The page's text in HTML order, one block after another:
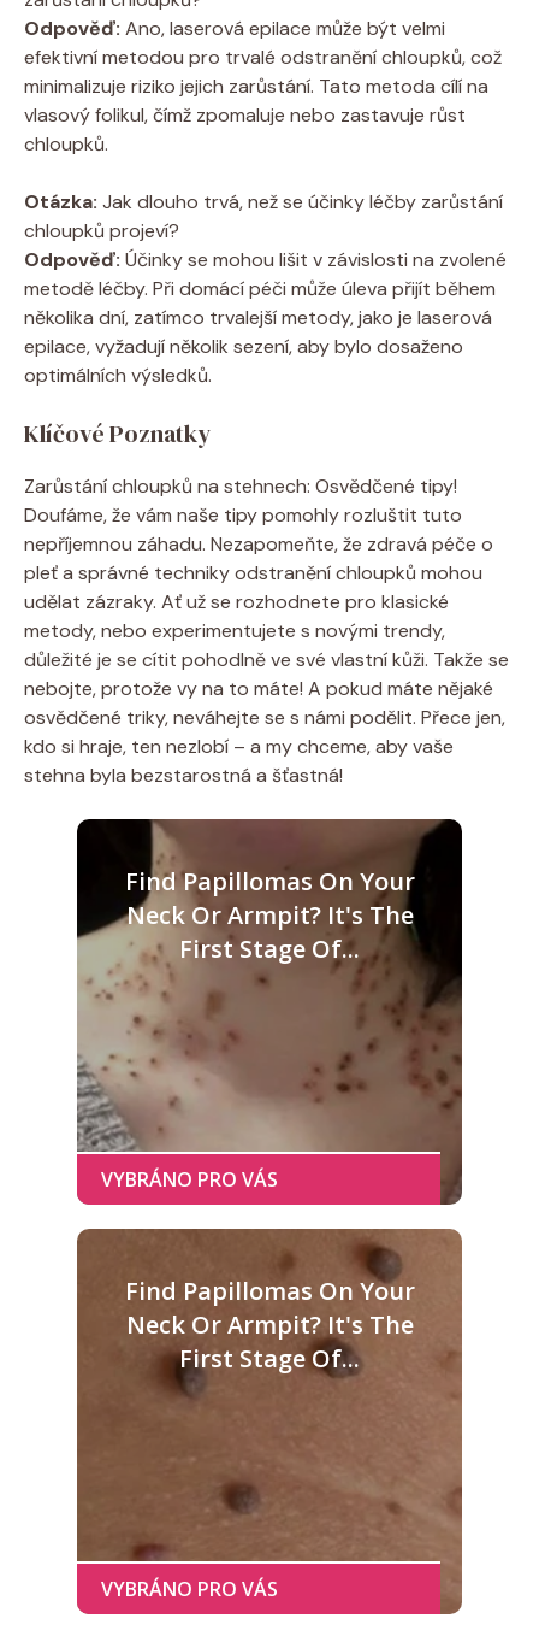
Odpověď: Ano, laserová epilace může být velmi
efektivní metodou pro trvalé odstranění chloupků, což
minimalizuje riziko jejich zarůstání. Tato metoda cílí na
vlasový folikul, čímž zpomaluje nebo zastavuje růst
chloupků.
Otázka: Jak dlouho trvá, než se účinky léčby zarůstání
chloupků projeví?
Odpověď: Účinky se mohou lišit v závislosti na zvolené
metodě léčby. Při domácí péči může úleva přijít během
několika dní, zatímco trvalejší metody, jako je laserová
epilace, vyžadují několik sezení, aby bylo dosaženo
optimálních výsledků.
Klíčové Poznatky
Zarůstání chloupků na stehnech: Osvědčené tipy!
Doufáme, že vám naše tipy pomohly rozluštit tuto
nepříjemnou záhadu. Nezapomeňte, že zdravá péče o
pleť a správné techniky odstranění chloupků mohou
udělat zázraky. Ať už se rozhodnete pro klasické
metody, nebo experimentujete s novými trendy,
důležité je se cítit pohodlně ve své vlastní kůži. Takže se
nebojte, protože vy na to máte! A pokud máte nějaké
osvědčené triky, neváhejte se s námi podělit. Přece jen,
kdo si hraje, ten nezlobí – a my chceme, aby vaše
stehna byla bezstarostná a šťastná!
Find Papillomas On Your
Neck Or Armpit? It's The
First Stage Of...
Find Papillomas On Your
Neck Or Armpit? It's The
First Stage Of...